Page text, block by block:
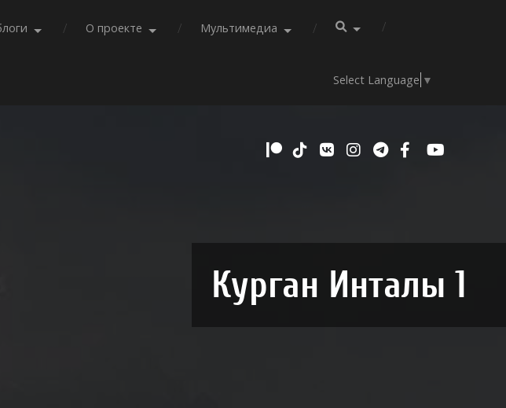
О проекте Мультимедиа
Select Language ▼
Курган Инталы 1